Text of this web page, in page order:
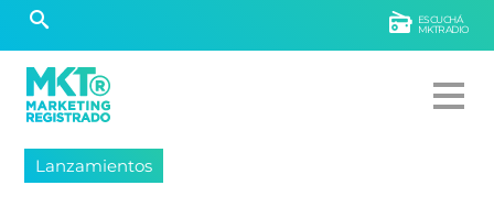
ESCUCHÁ
MKTRADIO
Lanzamientos